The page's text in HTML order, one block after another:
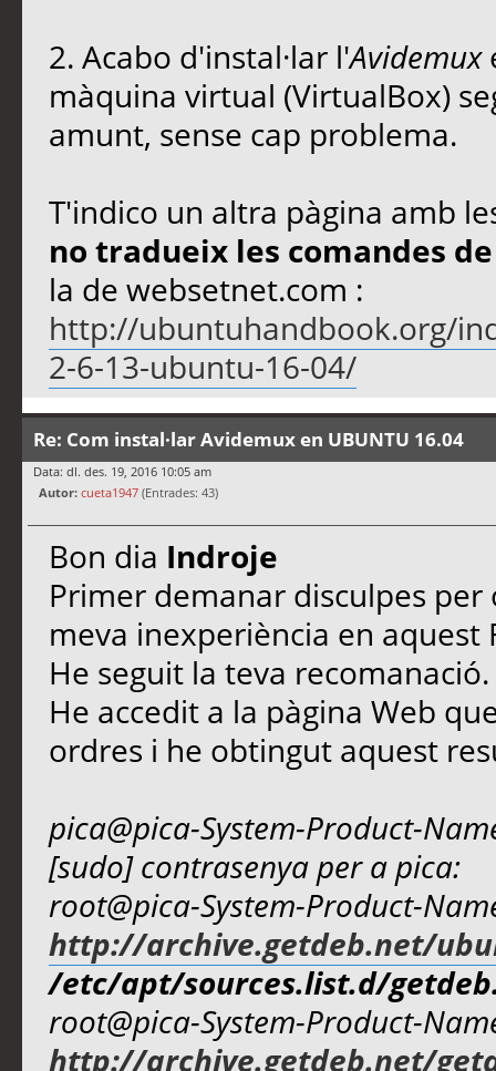
2. Acabo d'instal·lar l'Avidemux
màquina virtual (VirtualBox)
amunt, sense cap problema.
T'indico un altra pàgina amb
no tradueix les comandes
la de websetnet.com :
http://ubuntuhandbook.org/
2-6-13-ubuntu-16-04/
Re: Com instal·lar Avidemux en UBUNTU 16.04
Data: dl. des. 19, 2016 10:05 am
Autor: cueta1947 (Entrades: 43)
Bon dia Indroje
Primer demanar disculpes
meva inexperiència en aquest
He seguit la teva recomanació.
He accedit a la pàgina Web
ordres i he obtingut aquest
pica@pica-System-Product-
[sudo] contrasenya per a pica:
root@pica-System-Product-
http://archive.getdeb.net/
/etc/apt/sources.list.d/
root@pica-System-Product-
http://archive.getdeb.net/